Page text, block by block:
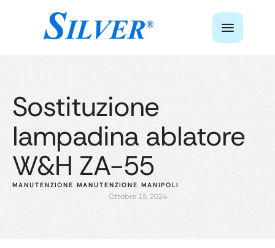
Sostituzione
lampadina ablatore
W&H ZA-55
MANUTENZIONE MANUTENZIONE MANIPOLI
Ottobre 15, 2024